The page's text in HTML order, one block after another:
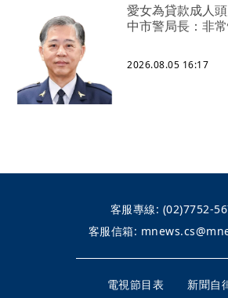
愛女為貸款成人
中市警局長：非
2026.08.05 16:17
客服專線: (02)7752-
客服信箱:
電視節目表
新聞自